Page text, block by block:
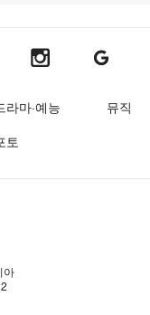
아 엑스텐아시아 인스타그램
텐아시아
라마·예능
뮤직
토
아